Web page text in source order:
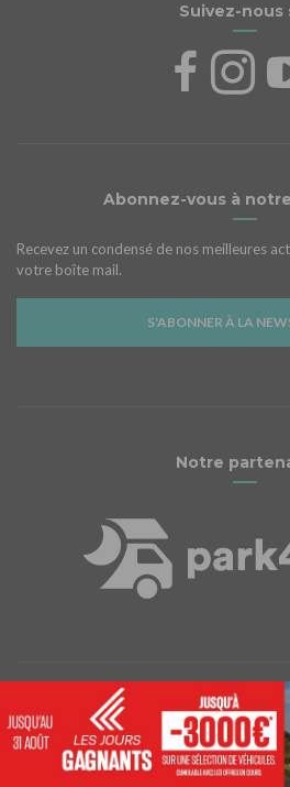
Suivez-nous
Abonnez-vous à
Recevez un condensé de nos meilleures
votre boîte mail.
S'ABONNER À LA
Notre
Facebook